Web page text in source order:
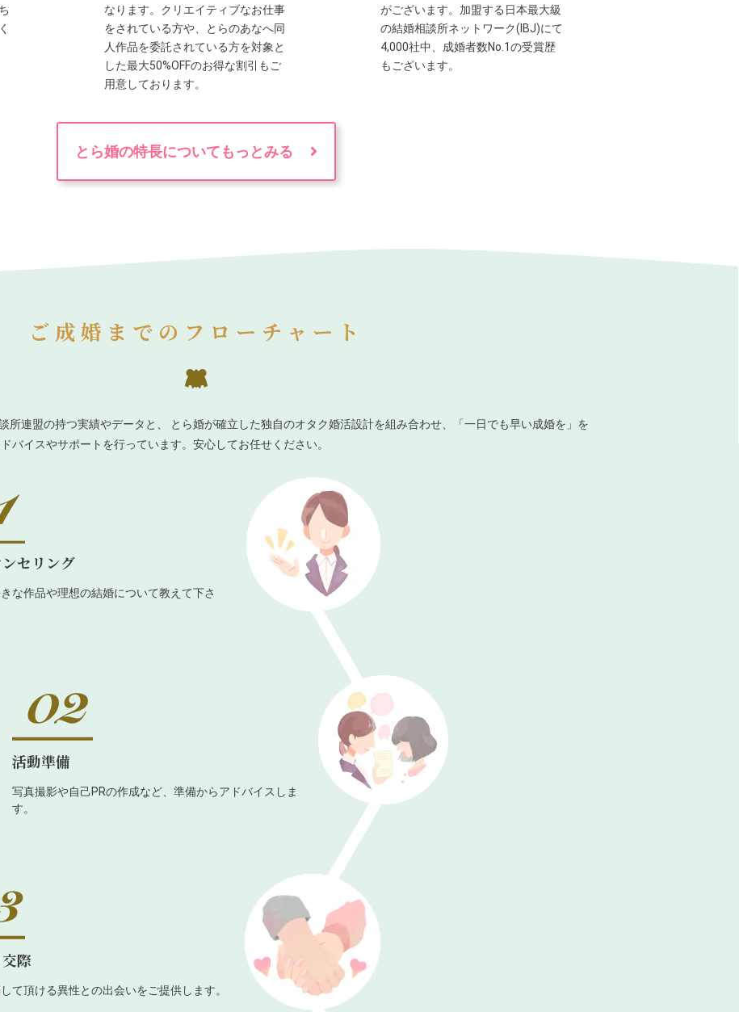
なります。クリエイティブなお仕事
をされている方や、とらのあなへ同
人作品を委託されている方を対象と
した最大50%OFFのお得な割引もご
用意しております。
がございます。加盟する日本最大級
の結婚相談所ネットワーク(IBJ)にて
4,000社中、成婚者数No.1の受賞歴
もございます。
とら婚の特長についてもっとみる
ご成婚までのフローチャート
所連盟の持つ実績やデータと、 とら婚が確立した独自のオタク婚活設計を組み合わせ、「一日でも早い成婚を」を
バイスやサポートを行っています。安心してお任せください。
セリング
な作品や理想の結婚について教えて下さ
活動準備
写真撮影や自己PRの作成など、準備からアドバイスしま
す。
際
て頂ける異性との出会いをご提供します。